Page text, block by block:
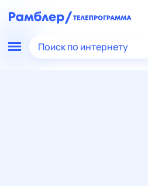
Поиск по интернету